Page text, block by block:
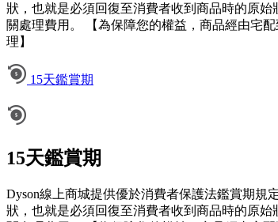
狀，也就是必須回復至消費者收到商品時的原
關處理費用。 【為保障您的權益，商品經由宅
理】
15天鑑賞期
15天鑑賞期
Dyson線上商城提供優於消費者保護法鑑賞期規
狀，也就是必須回復至消費者收到商品時的原